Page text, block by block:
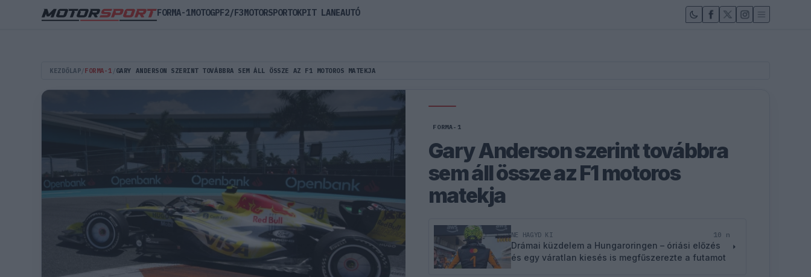
KEZDŐLAP FORMA-1 GARY ANDERSON SZERINT TOVÁBBRA SEM ÁLL ÖSSZE AZ F1 MOTOROS MATEKJA
FORMA-1
Gary Anderson szerint továbbra
sem áll össze az F1 motoros
matekja
NE HAGYD KI 10 n
Drámai küzdelem a Hungaroringen – óriási előzés
és egy váratlan kiesés is megfűszerezte a futamot
FORMA-1MOTOGPF2/F3MOTORSPORTOKPIT LANEAUTÓ